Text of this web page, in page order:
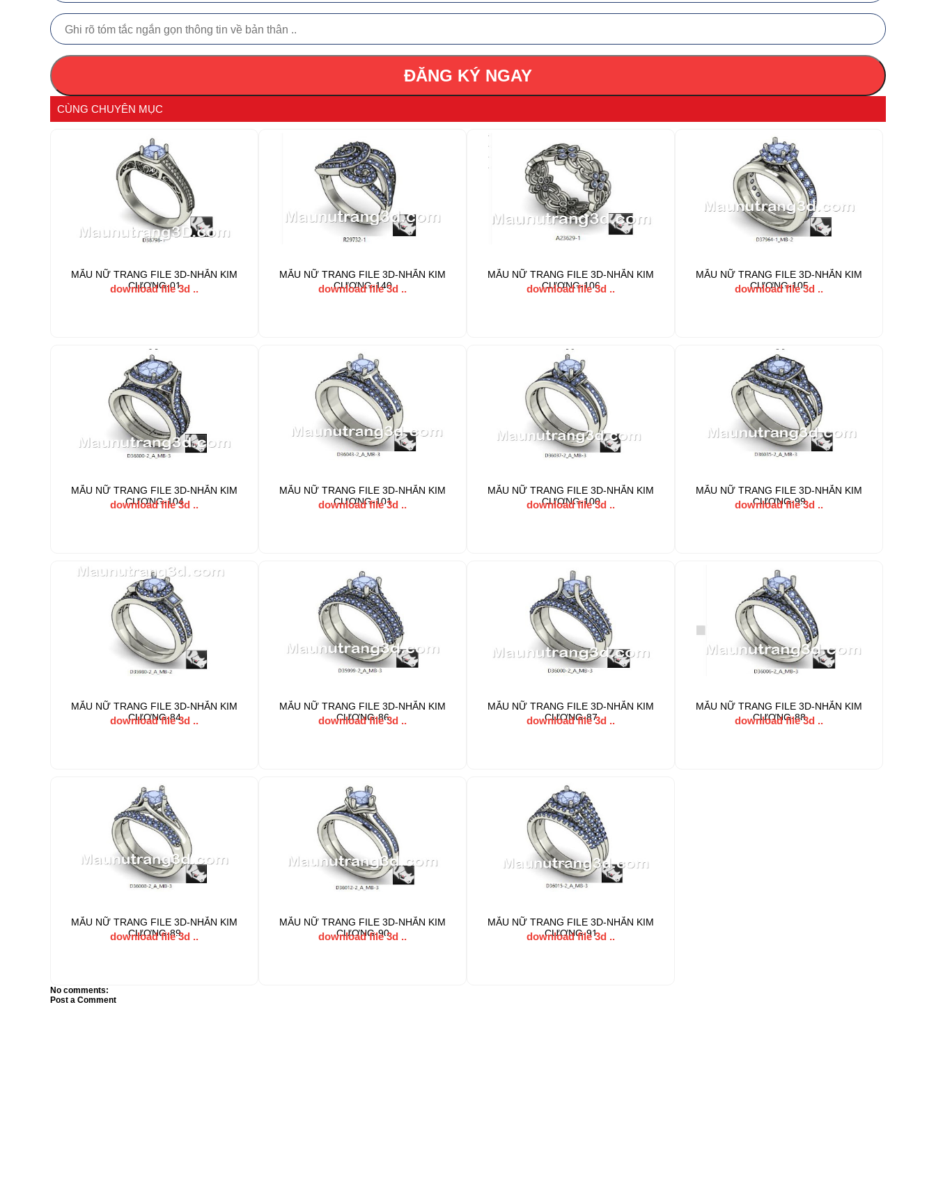
ĐĂNG KÝ NGAY
CÙNG CHUYÊN MỤC
MẪU NỮ TRANG FILE 3D-NHẪN KIM
CƯƠNG-01
download file 3d ..
MẪU NỮ TRANG FILE 3D-NHẪN KIM
CƯƠNG-140
download file 3d ..
MẪU NỮ TRANG FILE 3D-NHẪN KIM
CƯƠNG-106
download file 3d ..
MẪU NỮ TRANG FILE 3D-NHẪN KIM
CƯƠNG-105
download file 3d ..
MẪU NỮ TRANG FILE 3D-NHẪN KIM
CƯƠNG-104
download file 3d ..
MẪU NỮ TRANG FILE 3D-NHẪN KIM
CƯƠNG-101
download file 3d ..
MẪU NỮ TRANG FILE 3D-NHẪN KIM
CƯƠNG-100
download file 3d ..
MẪU NỮ TRANG FILE 3D-NHẪN KIM
CƯƠNG-99
download file 3d ..
MẪU NỮ TRANG FILE 3D-NHẪN KIM
CƯƠNG-84
download file 3d ..
MẪU NỮ TRANG FILE 3D-NHẪN KIM
CƯƠNG-86
download file 3d ..
MẪU NỮ TRANG FILE 3D-NHẪN KIM
CƯƠNG-87
download file 3d ..
MẪU NỮ TRANG FILE 3D-NHẪN KIM
CƯƠNG-88
download file 3d ..
MẪU NỮ TRANG FILE 3D-NHẪN KIM
CƯƠNG-89
download file 3d ..
MẪU NỮ TRANG FILE 3D-NHẪN KIM
CƯƠNG-90
download file 3d ..
MẪU NỮ TRANG FILE 3D-NHẪN KIM
CƯƠNG-91
download file 3d ..
No comments:
Post a Comment